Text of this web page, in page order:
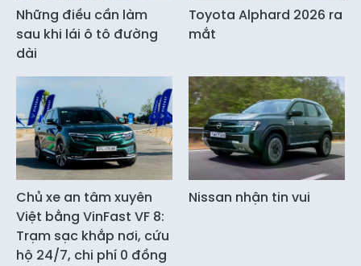
Những điều cần làm
sau khi lái ô tô đường
dài
Toyota Alphard 2026 ra
mắt
Chủ xe an tâm xuyên
Việt bằng VinFast VF 8:
Trạm sạc khắp nơi, cứu
hộ 24/7, chi phí 0 đồng
Nissan nhận tin vui